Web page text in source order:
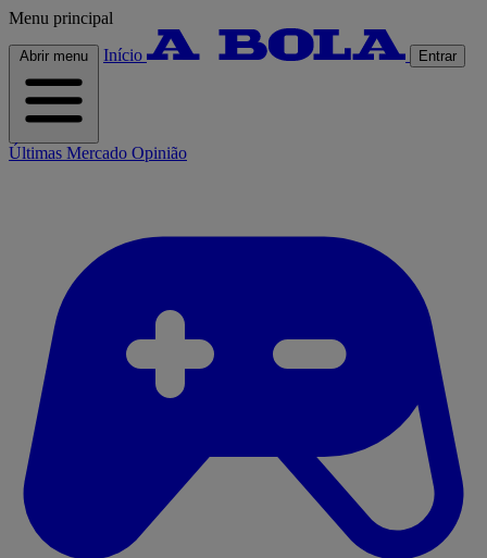
Menu principal
Abrir menu Início Entrar
Últimas Mercado Opinião